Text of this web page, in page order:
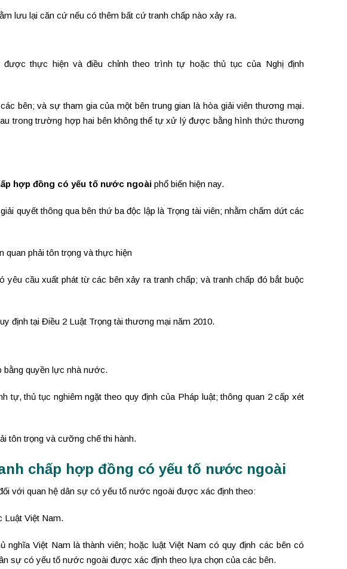
lưu lại căn cứ nếu có thêm bất cứ tranh chấp nào xảy ra.
thực hiện và điều chỉnh theo trình tự hoặc thủ tục của Nghị định
bên; và sự tham gia của một bên trung gian là hòa giải viên thương mại.
trong trường hợp hai bên không thể tự xử lý được bằng hình thức thương
hợp đồng có yếu tố nước ngoài phổ biến hiện nay.
quyết thông qua bên thứ ba độc lập là Trọng tài viên; nhằm chấm dứt các
quan phải tôn trọng và thực hiện
yêu cầu xuất phát từ các bên xảy ra tranh chấp; và tranh chấp đó bắt buộc
định tại Điều 2 Luật Trọng tài thương mại năm 2010.
bằng quyền lực nhà nước.
tự, thủ tục nghiêm ngặt theo quy định của Pháp luật; thông quan 2 cấp xét
tôn trọng và cưỡng chế thi hành.
chấp hợp đồng có yếu tố nước ngoài
với quan hệ dân sự có yếu tố nước ngoài được xác định theo:
Luật Việt Nam.
Việt Nam là thành viên; hoặc luật Việt Nam có quy định các bên có
sự có yếu tố nước ngoài được xác định theo lựa chọn của các bên.